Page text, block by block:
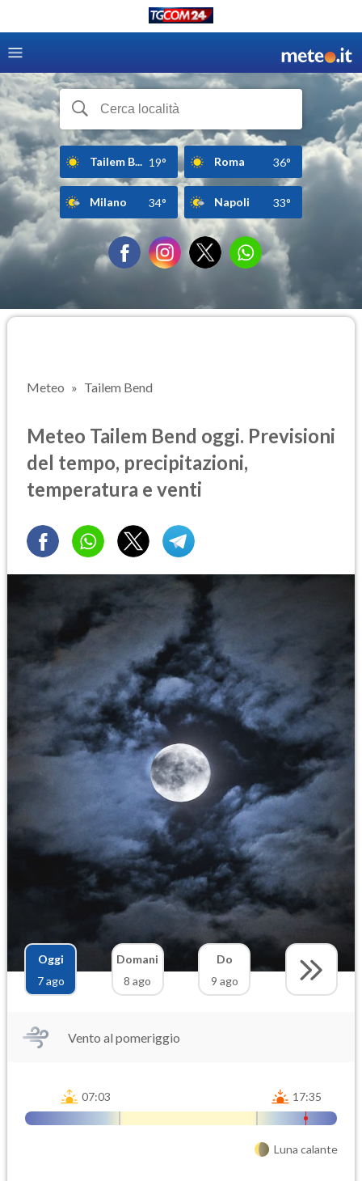
Tailem B... 19° Roma 36°
Milano 34° Napoli 33°
Meteo Tailem Bend
Meteo Tailem Bend oggi. Previsioni
del tempo, precipitazioni,
temperatura e venti
Oggi
7 ago
Domani
8 ago
Do
9 ago
Vento al pomeriggio
07:03 17:35
Luna calante